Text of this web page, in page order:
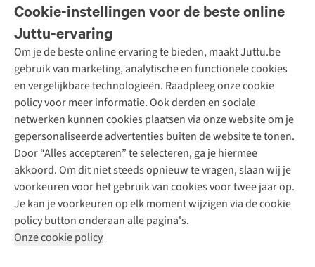
Cookie-instellingen voor de beste online
Juttu-ervaring
Om je de beste online ervaring te bieden, maakt Juttu.be
gebruik van marketing, analytische en functionele cookies
en vergelijkbare technologieën. Raadpleeg onze cookie
policy voor meer informatie. Ook derden en sociale
netwerken kunnen cookies plaatsen via onze website om je
gepersonaliseerde advertenties buiten de website te tonen.
Door “Alles accepteren” te selecteren, ga je hiermee
akkoord. Om dit niet steeds opnieuw te vragen, slaan wij je
voorkeuren voor het gebruik van cookies voor twee jaar op.
Je kan je voorkeuren op elk moment wijzigen via de cookie
policy button onderaan alle pagina's.
Onze cookie policy
Bestellen
Betalen
10% studentenkorting
Klarna - achteraf betalen
Levering
Retourneren
Bestelling herroepen
Garantie
Contact
Onze diensten
Tweedehands - ReJUsed
Kledingatelier
Personal shopping
Textielbox
Events / workshops
Juttu
Over ons
Juttu Friends
Inspiratie
Werken bij Juttu
Onze winkels
De wereld van Juttu
Verantwoord ondernemen
Toegankelijkheidsverklaring
Merken
Nathalie Vleeschouwer
Selected dames
HKLiving
Dickies
Sessùn
Strom
O My Bag
Revolution
Meld je aan voor de nieuwsbrief
Follow us